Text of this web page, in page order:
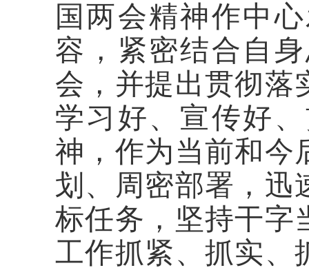
国两会精神作中
容，紧密结合自
会，并提出贯彻落
学习好、宣传好
神，作为当前和今
划、周密部署，迅
标任务，坚持干字
工作抓紧、抓实、